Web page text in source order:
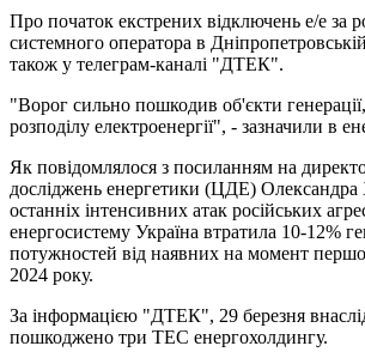
Про початок екстрених відключень е/е за
системного оператора в
також у телеграм-каналі "ДТЕК".
"Ворог сильно пошкодив об'єкти
розподілу електроенергії", - зазначили в
Як повідомлялося з посиланням на
досліджень енергетики (ЦДЕ) Олександра
останніх інтенсивних атак російських
енергосистему Україна втратила 10-12%
потужностей від наявних на момент
2024 року.
За інформацією "ДТЕК", 29 березня
пошкоджено три ТЕС енергохолдингу.